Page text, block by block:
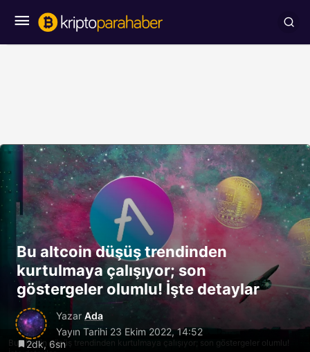
Bu altcoin düşüş trendinden kurtulmaya çalışıyor; son göstergeler olumlu!
Bu altcoin düşüş trendinden
kurtulmaya çalışıyor; son
göstergeler olumlu! İşte detaylar
Yazar Ada
Yayın Tarihi 23 Ekim 2022, 14:52
2dk, 6sn